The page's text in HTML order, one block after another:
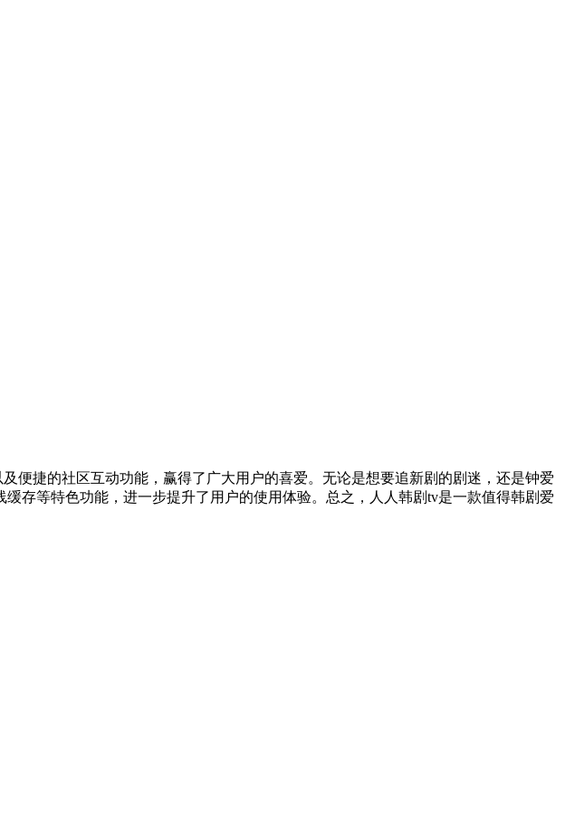
便捷的社区互动功能，赢得了广大用户的喜爱。无论是想要追新剧的剧迷，还是钟爱
存等特色功能，进一步提升了用户的使用体验。总之，人人韩剧tv是一款值得韩剧爱